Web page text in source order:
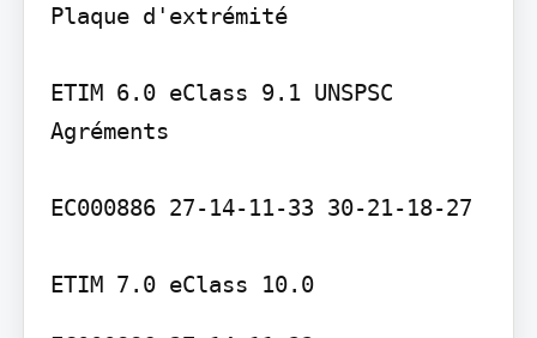
Plaque d'extrémité
ETIM 6.0 eClass 9.1 UNSPSC
Agréments
EC000886 27-14-11-33 30-21-18-27
ETIM 7.0 eClass 10.0